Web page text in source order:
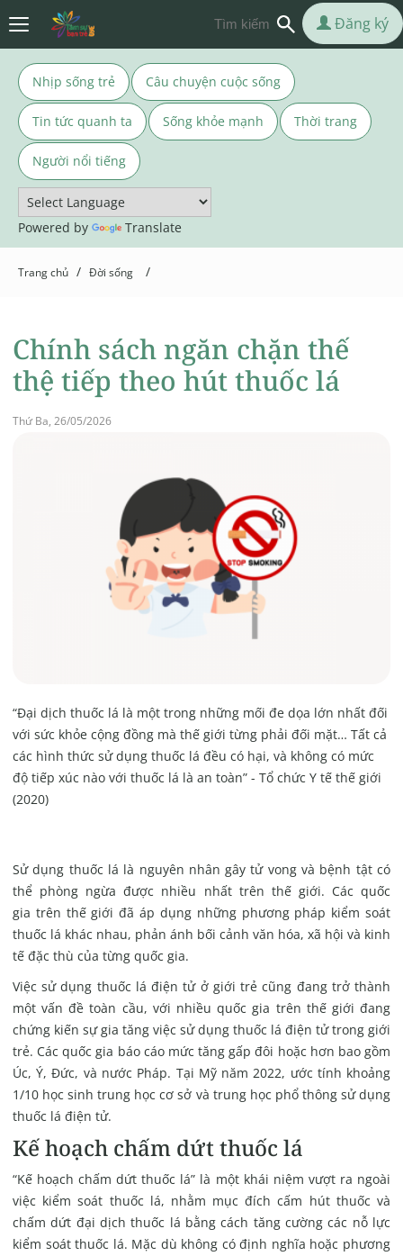
Nhịp sống trẻ Câu chuyện cuộc sống
Tin tức quanh ta Sống khỏe mạnh Thời trang
Người nổi tiếng
Powered by Translate
Đăng ký
Trang chủ / Đời sống /
Chính sách ngăn chặn thế
thệ tiếp theo hút thuốc lá
Thứ Ba, 26/05/2026
“Đại dịch thuốc lá là một trong những mối đe dọa lớn nhất đối
với sức khỏe cộng đồng mà thế giới từng phải đối mặt… Tất cả
các hình thức sử dụng thuốc lá đều có hại, và không có mức
độ tiếp xúc nào với thuốc lá là an toàn” - Tổ chức Y tế thế giới
(2020)
Sử dụng thuốc lá là nguyên nhân gây tử vong và bệnh tật có
thể phòng ngừa được nhiều nhất trên thế giới. Các quốc
gia trên thế giới đã áp dụng những phương pháp kiểm soát
thuốc lá khác nhau, phản ánh bối cảnh văn hóa, xã hội và kinh
tế đặc thù của từng quốc gia.
Việc sử dụng thuốc lá điện tử ở giới trẻ cũng đang trở thành
một vấn đề toàn cầu, với nhiều quốc gia trên thế giới đang
chứng kiến sự gia tăng việc sử dụng thuốc lá điện tử trong giới
trẻ. Các quốc gia báo cáo mức tăng gấp đôi hoặc hơn bao gồm
Úc, Ý, Đức, và nước Pháp. Tại Mỹ năm 2022, ước tính khoảng
1/10 học sinh trung học cơ sở và trung học phổ thông sử dụng
thuốc lá điện tử.
Kế hoạch chấm dứt thuốc lá
“Kế hoạch chấm dứt thuốc lá” là một khái niệm vượt ra ngoài
việc kiểm soát thuốc lá, nhằm mục đích cấm hút thuốc và
chấm dứt đại dịch thuốc lá bằng cách tăng cường các nỗ lực
kiểm soát thuốc lá. Mặc dù không có định nghĩa hoặc phương